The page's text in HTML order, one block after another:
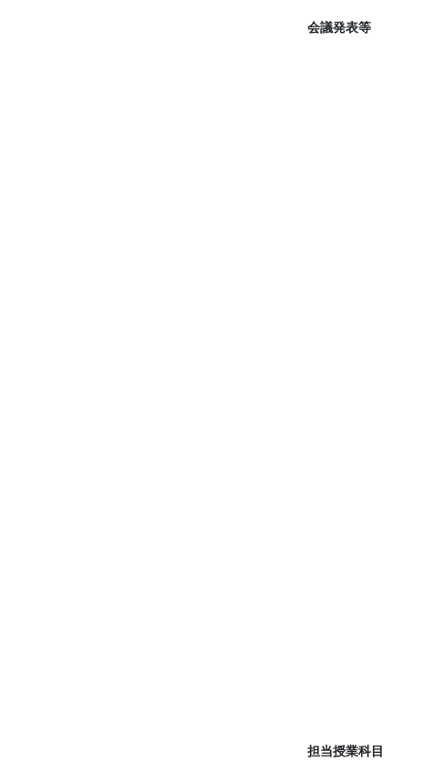
会議発表等
担当授業科目